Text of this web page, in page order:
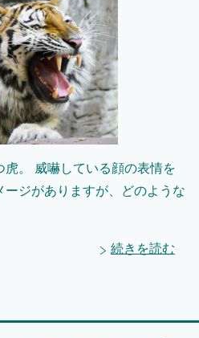
。 威嚇している顔の表情を
ージがありますが、どのような
続きを読む